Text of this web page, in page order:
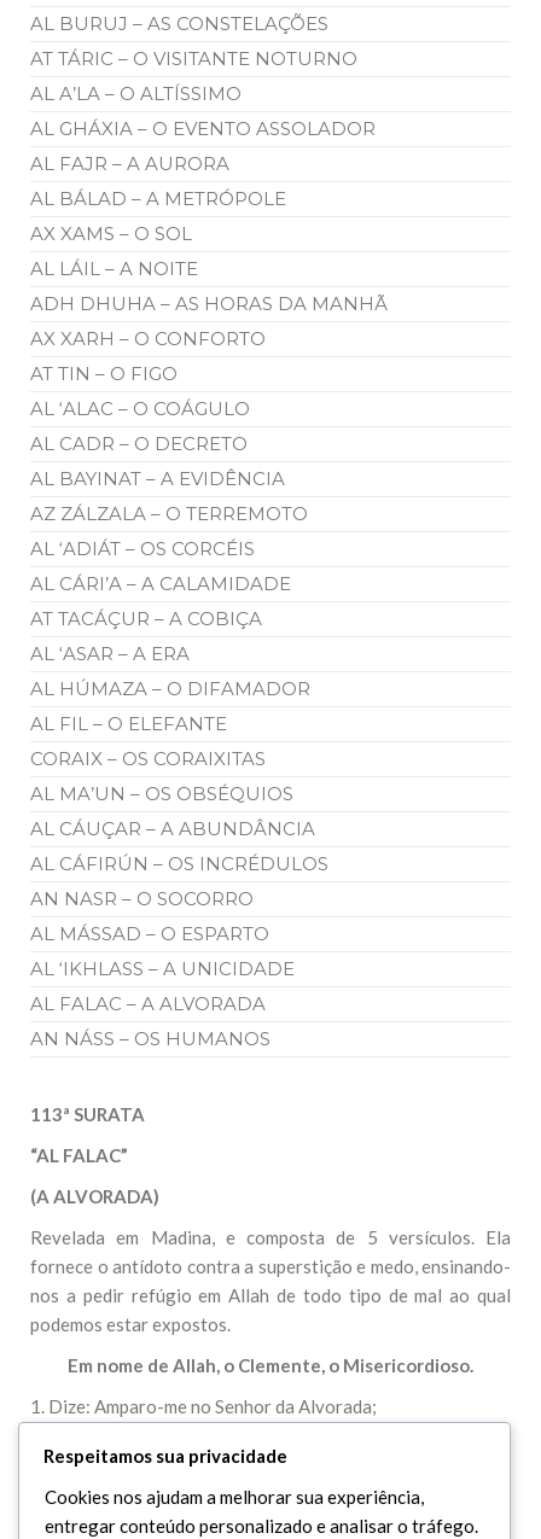
AL BURUJ – AS CONSTELAÇÕES
AT TÁRIC – O VISITANTE NOTURNO
AL A’LA – O ALTÍSSIMO
AL GHÁXIA – O EVENTO ASSOLADOR
AL FAJR – A AURORA
AL BÁLAD – A METRÓPOLE
AX XAMS – O SOL
AL LÁIL – A NOITE
ADH DHUHA – AS HORAS DA MANHÃ
AX XARH – O CONFORTO
AT TIN – O FIGO
AL ‘ALAC – O COÁGULO
AL CADR – O DECRETO
AL BAYINAT – A EVIDÊNCIA
AZ ZÁLZALA – O TERREMOTO
AL ‘ADIÁT – OS CORCÉIS
AL CÁRI’A – A CALAMIDADE
AT TACÁÇUR – A COBIÇA
AL ‘ASAR – A ERA
AL HÚMAZA – O DIFAMADOR
AL FIL – O ELEFANTE
CORAIX – OS CORAIXITAS
AL MA’UN – OS OBSÉQUIOS
AL CÁUÇAR – A ABUNDÂNCIA
AL CÁFIRÚN – OS INCRÉDULOS
AN NASR – O SOCORRO
AL MÁSSAD – O ESPARTO
AL ‘IKHLASS – A UNICIDADE
AL FALAC – A ALVORADA
AN NÁSS – OS HUMANOS
113ª SURATA
“AL FALAC”
(A ALVORADA)
Revelada em Madina, e composta de 5 versículos. Ela
fornece o antídoto contra a superstição e medo, ensinando-
nos a pedir refúgio em Allah de todo tipo de mal ao qual
podemos estar expostos.
Em nome de Allah, o Clemente, o Misericordioso.
1. Dize: Amparo-me no Senhor da Alvorada;
2. Do mal de quem por Ele foi criado.
3. Do mal da tenebrosa noite, quando se estende.
4. Do mal das que assopram nós (praticam ciências ocultas).
Respeitamos sua privacidade
Cookies nos ajudam a melhorar sua experiência,
entregar conteúdo personalizado e analisar o tráfego.